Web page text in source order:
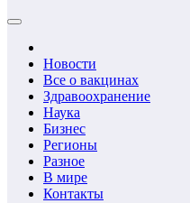
Новости
Все о вакцинах
Здравоохранение
Наука
Бизнес
Регионы
Разное
В мире
Контакты